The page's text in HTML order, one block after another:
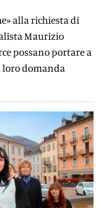
alla richiesta di
Maurizio
possano portare a
domanda